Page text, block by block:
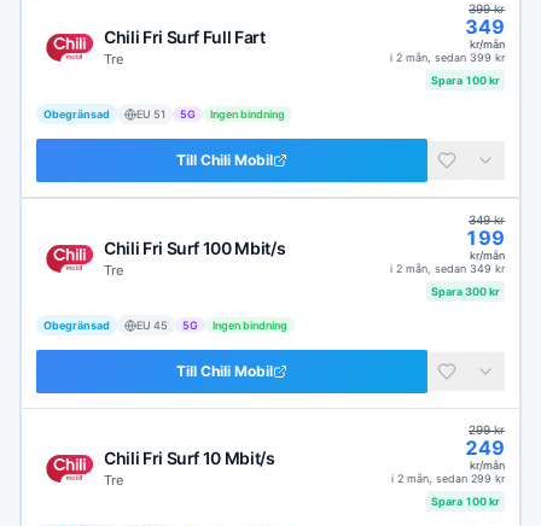
Chili Fri Surf Full Fart
Tre
399kr
349
kr/mån
i 2 mån , sedan 399 kr
Spara 100kr
Obegränsad EU 51 5G Ingen bindning
Till Chili Mobil
Chili Fri Surf 100 Mbit/s
Tre
349kr
199
kr/mån
i 2 mån , sedan 349 kr
Spara300kr
Obegränsad EU 45 5G Ingen bindning
Till Chili Mobil
Chili Fri Surf 10 Mbit/s
Tre
299kr
249
kr/mån
i 2 mån , sedan 299 kr
Spara 100kr